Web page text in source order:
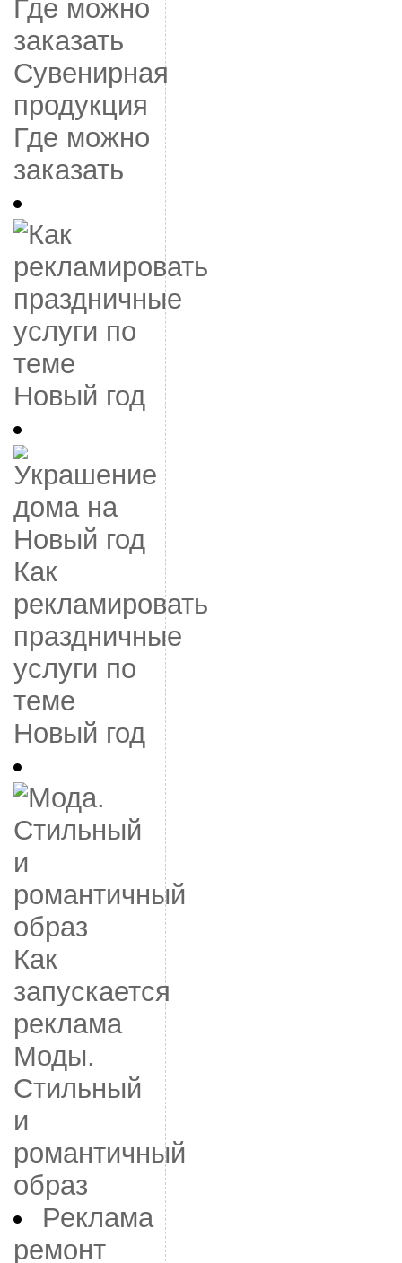
Сувенирная
продукция
Где можно
заказать
Как
рекламировать
праздничные
услуги по
теме
Новый год
Как
запускается
реклама
Моды.
Стильный
и
романтичный
образ
Реклама
ремонт